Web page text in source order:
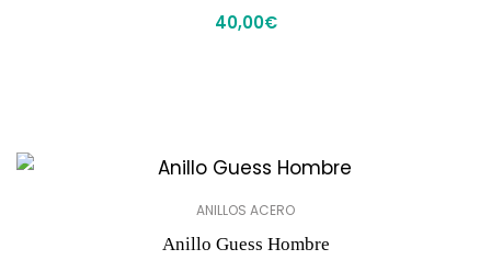
40,00€
ANILLOS ACERO
Anillo Guess Hombre